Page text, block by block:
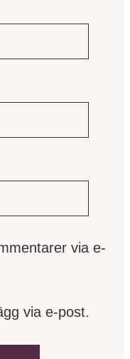
via e-
via e-post.